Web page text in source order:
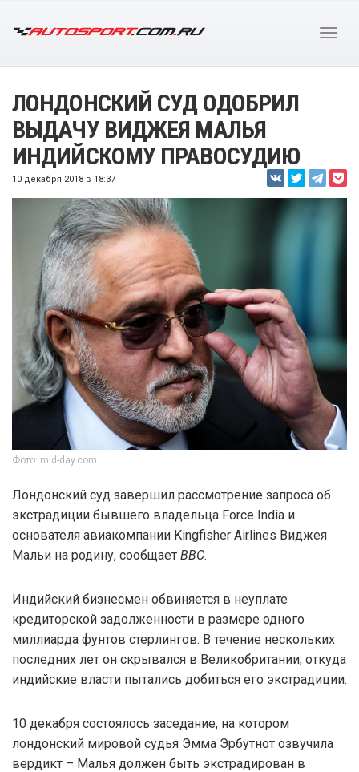
ЛОНДОНСКИЙ СУД ОДОБРИЛ
ВЫДАЧУ ВИДЖЕЯ МАЛЬЯ
ИНДИЙСКОМУ ПРАВОСУДИЮ
10 декабря 2018 в 18:37
Фото: mid-day.com
Лондонский суд завершил рассмотрение запроса об
экстрадиции бывшего владельца Force India и
основателя авиакомпании Kingfisher Airlines Виджея
Мальи на родину, сообщает BBC.
Индийский бизнесмен обвиняется в неуплате
кредиторской задолженности в размере одного
миллиарда фунтов стерлингов. В течение нескольких
последних лет он скрывался в Великобритании, откуда
индийские власти пытались добиться его экстрадиции.
10 декабря состоялось заседание, на котором
лондонский мировой судья Эмма Эрбутнот озвучила
вердикт – Малья должен быть экстрадирован в